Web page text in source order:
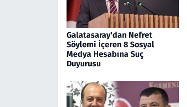
Galatasaray'dan Nefret
Söylemi İçeren 8 Sosyal
Medya Hesabına Suç
Duyurusu